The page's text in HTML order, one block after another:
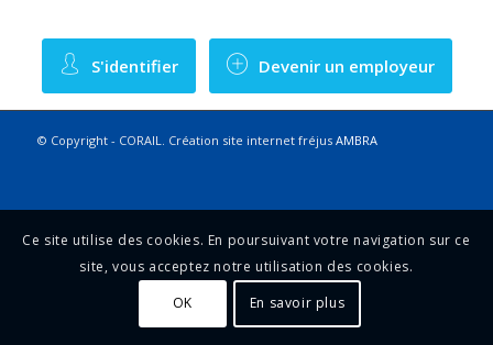
S'identifier Devenir un employeur
© Copyright - CORAIL. Création site internet fréjus AMBRA
Ce site utilise des cookies. En poursuivant votre navigation sur ce
site, vous acceptez notre utilisation des cookies.
OK
En savoir plus